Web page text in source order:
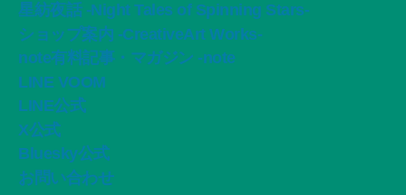
星紡夜話 -Night Tales of Spinning Stars-
ショップ案内 -CreativeArt Works-
note有料記事・マガジン -note
LINE VOOM
LINE公式
X公式
Bluesky公式
お問い合わせ